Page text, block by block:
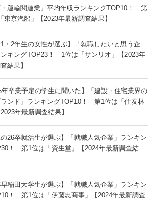
・運輸関連業」平均年収ランキングTOP10！ 第
東京汽船」【2023年最新調査結果】
1・2年生の女性が選ぶ】「就職したいと思う企
キングTOP23！ 1位は「サンリオ」【2023年
結果】
年卒業予定の学生に聞いた】「建設・住宅業界の
ンド」ランキングTOP10！ 第1位は「住友林
年最新調査結果】
の26卒就活生が選ぶ】「就職人気企業」ランキン
！ 第1位は「資生堂」【2024年最新調査結
早稲田大学生が選ぶ】「就職人気企業」ランキン
！ 第1位は「伊藤忠商事」【2024年最新調査